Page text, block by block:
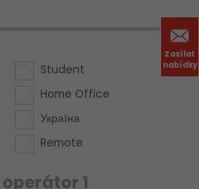
Zasílat
nabídky
Student
Home Office
Україна
Remote
operátor 1